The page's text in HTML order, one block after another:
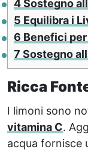
4Sostegno
5 Equilibra i
6 Benefici
7 Sostegno
Ricca
I limoni sono
vitamina C.
acqua fornisce